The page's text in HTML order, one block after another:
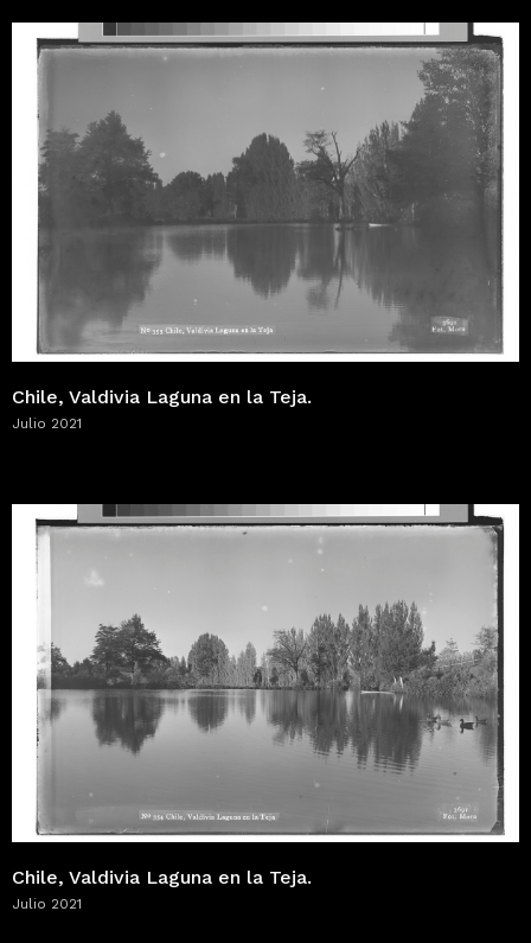
Chile, Valdivia Laguna en la Teja.
Julio 2021
Chile, Valdivia Laguna en la Teja.
Julio 2021